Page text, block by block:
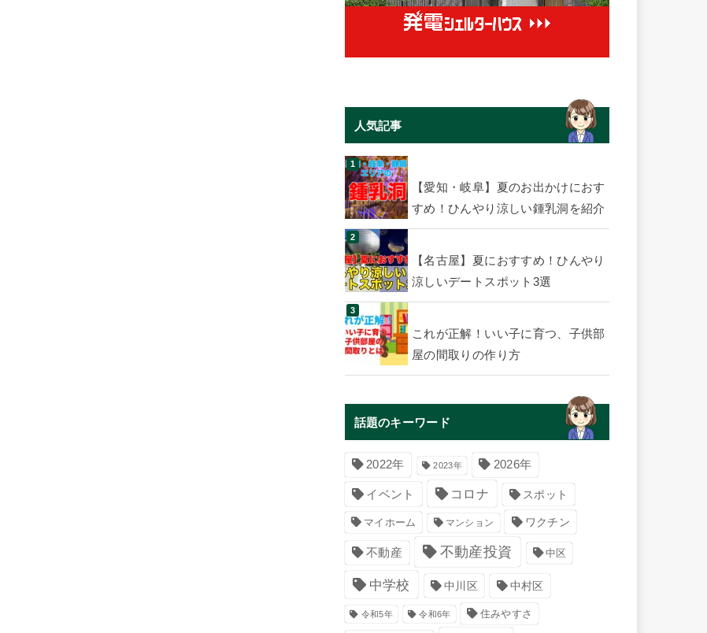
人気記事
【愛知・岐阜】夏のお出かけにおす
すめ！ひんやり涼しい鍾乳洞を紹介
【名古屋】夏におすすめ！ひんやり
涼しいデートスポット3選
これが正解！いい子に育つ、子供部
屋の間取りの作り方
話題のキーワード
2022年 2023年 2026年
イベント コロナ スポット
マイホーム マンション ワクチン
不動産 不動産投資 中区
中学校 中川区 中村区
令和5年 令和6年 住みやすさ